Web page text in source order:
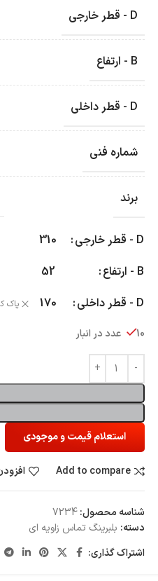
D - قطر خارجی
B - ارتفاع
D - قطر داخلی
شماره فنی
برند
D - قطر خارجی
310
B - ارتفاع
52
D - قطر داخلی
170 پاک
10 عدد در انبار
استعلام قیمت و موجودی
Add to compare
شناسه محصول:7234
دسته: بلبرینگ تماس زاویه ای
اشتراک گذاری: